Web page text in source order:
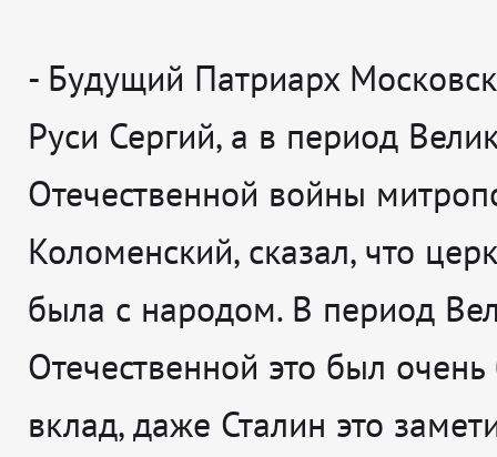
- Будущий Патриарх
Руси Сергий, а в период
Отечественной войны
Коломенский, сказал, что
была с народом. В период
Отечественной это был
вклад, даже Сталин это